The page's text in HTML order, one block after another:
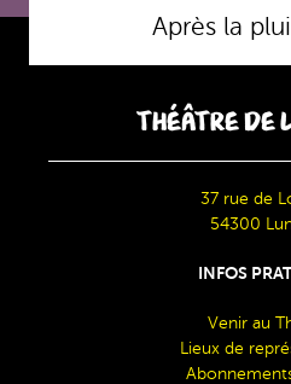
Après la
THÉÂTRE DE
37 rue de
54300
INFOS
Venir au
Lieux de